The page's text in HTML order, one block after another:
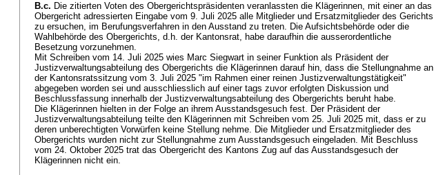
B.c. Die zitierten Voten des Obergerichtspräsidenten veranlassten die Klägerinnen, mit einer an das
Obergericht adressierten Eingabe vom 9. Juli 2025 alle Mitglieder und Ersatzmitglieder des Gerichts
zu ersuchen, im Berufungsverfahren in den Ausstand zu treten. Die Aufsichtsbehörde oder die
Wahlbehörde des Obergerichts, d.h. der Kantonsrat, habe daraufhin die ausserordentliche
Besetzung vorzunehmen.
Mit Schreiben vom 14. Juli 2025 wies Marc Siegwart in seiner Funktion als Präsident der
Justizverwaltungsabteilung des Obergerichts die Klägerinnen darauf hin, dass die Stellungnahme an
der Kantonsratssitzung vom 3. Juli 2025 "im Rahmen einer reinen Justizverwaltungstätigkeit"
abgegeben worden sei und ausschliesslich auf einer tags zuvor erfolgten Diskussion und
Beschlussfassung innerhalb der Justizverwaltungsabteilung des Obergerichts beruht habe.
Die Klägerinnen hielten in der Folge an ihrem Ausstandsgesuch fest. Der Präsident der
Justizverwaltungsabteilung teilte den Klägerinnen mit Schreiben vom 25. Juli 2025 mit, dass er zu
deren unberechtigten Vorwürfen keine Stellung nehme. Die Mitglieder und Ersatzmitglieder des
Obergerichts wurden nicht zur Stellungnahme zum Ausstandsgesuch eingeladen. Mit Beschluss
vom 24. Oktober 2025 trat das Obergericht des Kantons Zug auf das Ausstandsgesuch der
Klägerinnen nicht ein.